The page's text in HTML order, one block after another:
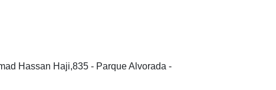
Hassan Haji,835 - Parque Alvorada -